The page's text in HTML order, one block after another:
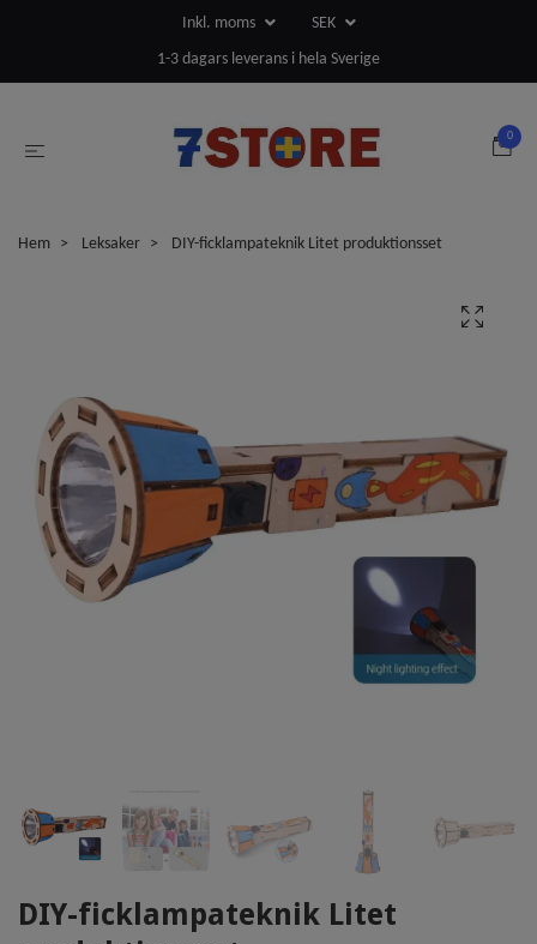
Inkl. moms
SEK
1-3 dagars leverans i hela Sverige
0
Hem Leksaker DIY-ficklampateknik Litet produktionsset
DIY-ficklampateknik Litet